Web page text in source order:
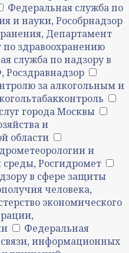
Федеральная служба по
и науки, Рособрнадзор
Департамент
по здравоохранению
служба по надзору в
Росздравнадзор
за алкогольным и
города Москвы
и
области
и
Росгидромет
в сфере защиты
человека,
экономического
Федеральная
связи, информационных